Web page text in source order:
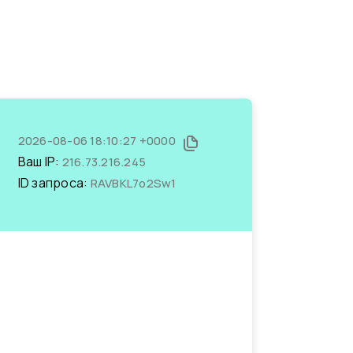
2026-08-06 18:10:27 +0000
Ваш IP: 216.73.216.245
ID запроса: RAVBKL7o2Sw1